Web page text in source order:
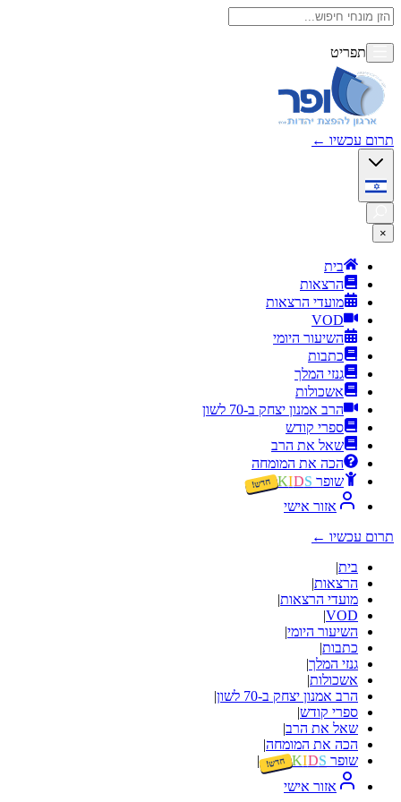
תפריט
תרום עכשיו ←
×
בית
הרצאות
מועדי הרצאות
VOD
השיעור היומי
כתבות
גנזי המלך
אשכולות
הרב אמנון יצחק ב-70 לשון
ספרי קודש
שאל את הרב
הכה את המומחה
שופר
KIDS חדש!
אזור אישי
תרום עכשיו ←
בית|
הרצאות|
מועדי הרצאות|
VOD
|
השיעור היומי|
כתבות|
גנזי המלך|
אשכולות|
הרב אמנון יצחק ב-70 לשון
|
ספרי קודש|
שאל את הרב|
הכה את המומחה|
שופר
KIDS חדש! |
אזור אישי